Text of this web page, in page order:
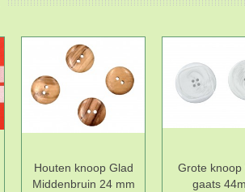
Houten knoop Glad
Middenbruin 24 mm
Grote knoop
gaats